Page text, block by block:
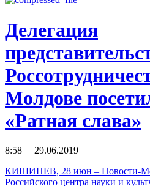
Делегация
Молдове
«Ратная слава»
8:58 29.06.2019
КИШИНЕВ, 28 июн – Новости-
Российского центра науки и